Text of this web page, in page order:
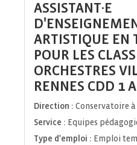
ASSISTANT·E
ARTISTIQUE EN
POUR LES
ORCHESTRES
RENNES CDD 1
Direction : Conservatoire à
Service : Equipes
Type d'emploi : Emploi